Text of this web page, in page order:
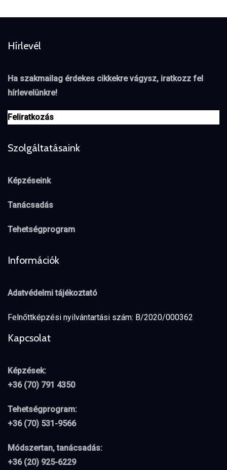
Hírlevél
Ha szakmailag érdekes cikkekre vágysz, iratkozz fel
hírlevelünkre!
Feliratkozás
Szolgáltatásaink
Képzéseink
Tanácsadás
Tehetségprogram
Információk
Adatvédelmi tájékoztató
Felnőttképzési nyilvántartási szám: B/2020/000362
Kapcsolat
Képzések:
+36 (70) 791 4350
Tehetségprogram:
+36 (70) 531-9566
Módszertan, tanácsadás:
+36 (20) 925-6229